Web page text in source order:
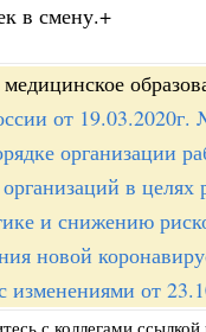
в смену.+
от
организации
в целях
и снижению
новой
изменениями от
с коллегами